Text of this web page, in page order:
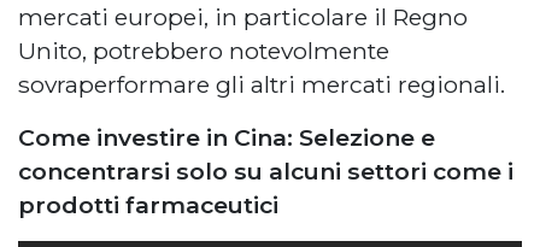
mercati europei, in particolare il Regno
Unito, potrebbero notevolmente
sovraperformare gli altri mercati regionali.
Come investire in Cina: Selezione e
concentrarsi solo su alcuni settori come i
prodotti farmaceutici